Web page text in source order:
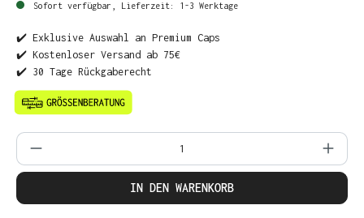
Sofort verfügbar, Lieferzeit: 1-3 Werktage
✔️ Exklusive Auswahl an Premium Caps
✔️ Kostenloser Versand ab 75€
✔️ 30 Tage Rückgaberecht
Produkt Anzahl: Gib den gewünschten
IN DEN WARENKORB